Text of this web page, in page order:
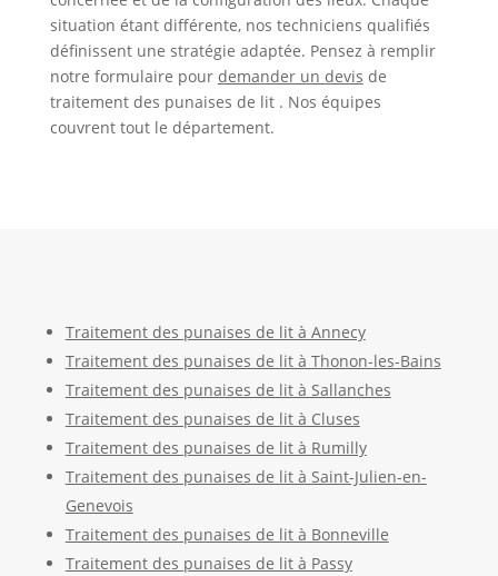
situation étant différente, nos techniciens qualifiés
définissent une stratégie adaptée. Pensez à remplir
notre formulaire pour demander un devis de
traitement des punaises de lit . Nos équipes
couvrent tout le département.
Traitement des punaises de lit à Annecy
Traitement des punaises de lit à Thonon-les-Bains
Traitement des punaises de lit à Sallanches
Traitement des punaises de lit à Cluses
Traitement des punaises de lit à Rumilly
Traitement des punaises de lit à Saint-Julien-en-
Genevois
Traitement des punaises de lit à Bonneville
Traitement des punaises de lit à Passy